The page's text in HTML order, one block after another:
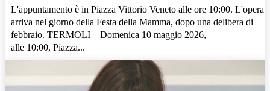
L'appuntamento è in Piazza Vittorio Veneto alle ore 10:00. L'opera
arriva nel giorno della Festa della Mamma, dopo una delibera di
febbraio. TERMOLI – Domenica 10 maggio 2026,
alle 10:00, Piazza...